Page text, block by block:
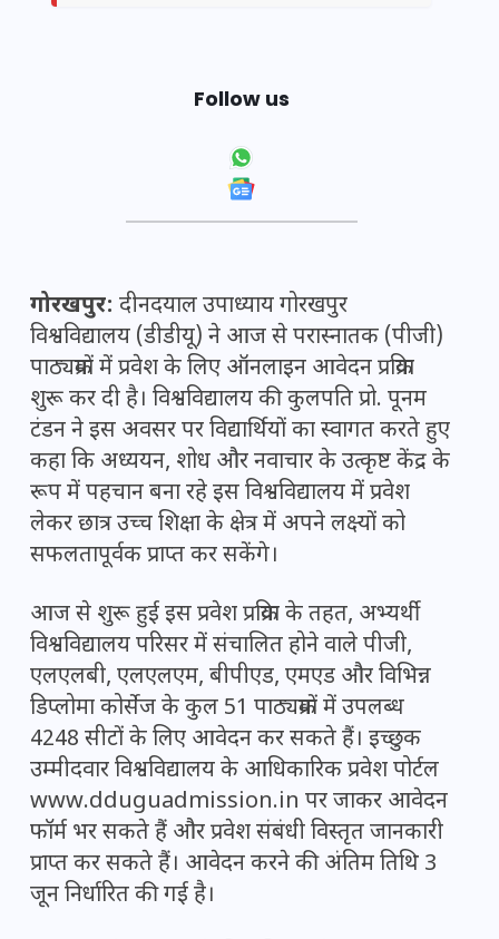
Follow us
गोरखपुर: दीनदयाल उपाध्याय गोरखपुर
विश्वविद्यालय (डीडीयू) ने आज से परास्नातक (पीजी)
पाठ्यक्रमों में प्रवेश के लिए ऑनलाइन आवेदन प्रक्रिया
शुरू कर दी है। विश्वविद्यालय की कुलपति प्रो. पूनम
टंडन ने इस अवसर पर विद्यार्थियों का स्वागत करते हुए
कहा कि अध्ययन, शोध और नवाचार के उत्कृष्ट केंद्र के
रूप में पहचान बना रहे इस विश्वविद्यालय में प्रवेश
लेकर छात्र उच्च शिक्षा के क्षेत्र में अपने लक्ष्यों को
सफलतापूर्वक प्राप्त कर सकेंगे।
आज से शुरू हुई इस प्रवेश प्रक्रिया के तहत, अभ्यर्थी
विश्वविद्यालय परिसर में संचालित होने वाले पीजी,
एलएलबी, एलएलएम, बीपीएड, एमएड और विभिन्न
डिप्लोमा कोर्सेज के कुल 51 पाठ्यक्रमों में उपलब्ध
4248 सीटों के लिए आवेदन कर सकते हैं। इच्छुक
उम्मीदवार विश्वविद्यालय के आधिकारिक प्रवेश पोर्टल
www.dduguadmission.in पर जाकर आवेदन
फॉर्म भर सकते हैं और प्रवेश संबंधी विस्तृत जानकारी
प्राप्त कर सकते हैं। आवेदन करने की अंतिम तिथि 3
जून निर्धारित की गई है।